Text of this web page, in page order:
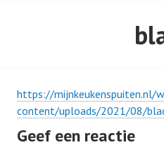
https://mijnkeukenspuiten.nl/
content/uploads/2021/08/
Geef een reactie